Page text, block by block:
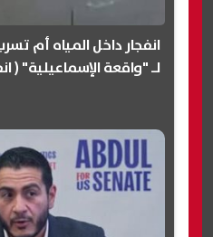
انفجار داخل المياه أم
لـ "واقعة الإسماعيلية" (